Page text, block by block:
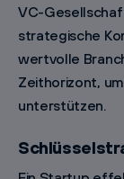
VC-
strategische
wertvolle
Zeithorizont,
unterstützen.